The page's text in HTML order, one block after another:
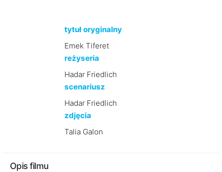
tytuł oryginalny
Emek Tiferet
reżyseria
Hadar Friedlich
scenariusz
Hadar Friedlich
zdjęcia
Talia Galon
Opis filmu